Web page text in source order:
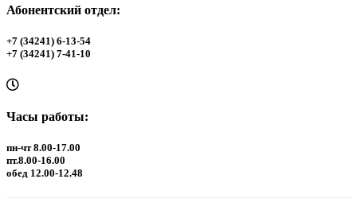
Абонентский отдел:
+7 (34241) 6-13-54
+7 (34241) 7-41-10
Часы работы:
пн-чт 8.00-17.00
пт.8.00-16.00
обед 12.00-12.48